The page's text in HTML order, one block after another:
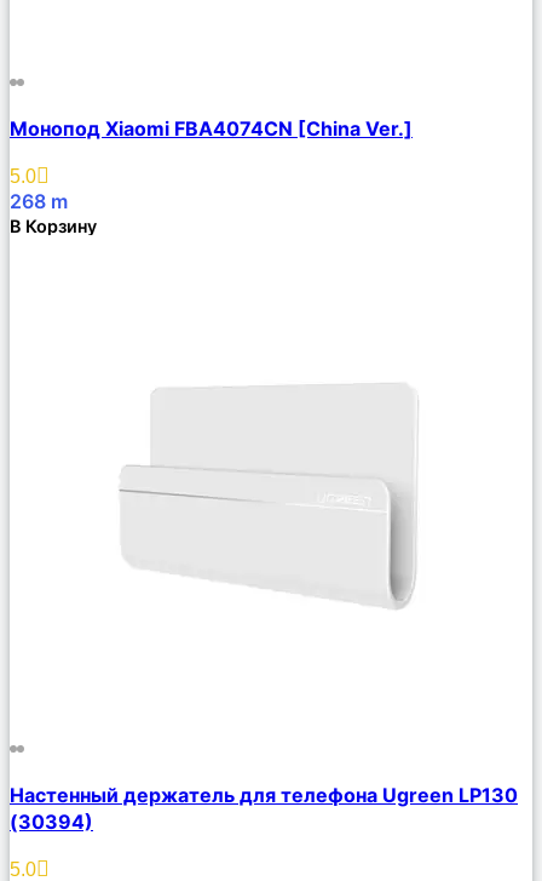
Описание
Избранное
Монопод Xiaomi FBA4074CN [China Ver.]
5.0
268 m
В Корзину
Описание
Избранное
Настенный держатель для телефона Ugreen LP130
(30394)
5.0